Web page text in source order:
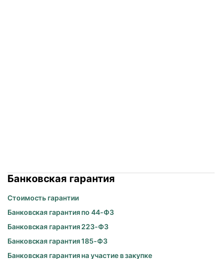
Банковская гарантия
Стоимость гарантии
Банковская гарантия по 44-ФЗ
Банковская гарантия 223-ФЗ
Банковская гарантия 185-ФЗ
Банковская гарантия на участие в закупке